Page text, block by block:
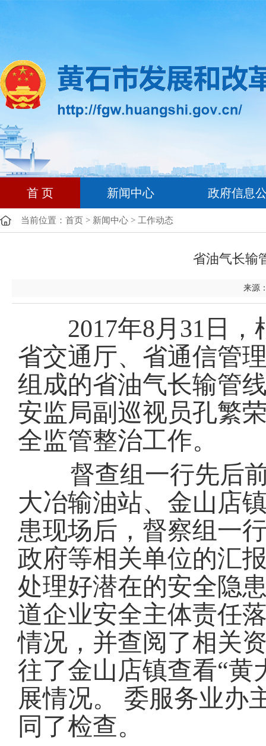
首 页 新闻中心 政府信息
当前位置： 首页 > 新闻中心 > 工作动态
省油气长输
来源
2017年8月31日，
省交通厅、省通信管
组成的省油气长输管
安监局副巡视员孔繁
全监管整治工作。
督查组一行先后前
大冶输油站、金山店
患现场后，督察组一
政府等相关单位的汇
处理好潜在的安全隐
道企业安全主体责任
情况，并查阅了相关
往了金山店镇查看“黄
展情况。 委服务业办
同了检查。